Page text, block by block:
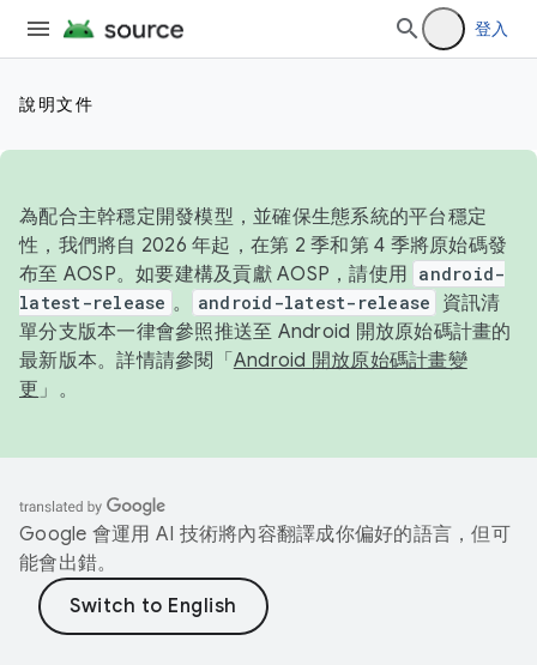
登入
說明文件
為配合主幹穩定開發模型，並確保生態系統的平台穩定
性，我們將自 2026 年起，在第 2 季和第 4 季將原始碼發
布至 AOSP。如要建構及貢獻 AOSP，請使用 android-
latest-release 。 android-latest-release
資訊清
單分支版本一律會參照推送至 Android 開放原始碼計畫的
最新版本。詳情請參閱「 Android 開放原始碼計畫變
更 」。
Google 會運用 AI 技術將內容翻譯成你偏好的語言，但可
能會出錯。